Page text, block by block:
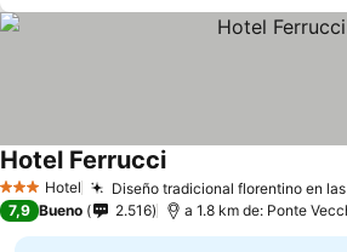
3 Estrellas
Hotel Diseño tradicional florentino en
Hotel Ferrucci
7,9 Bueno 2.516 a 1.8 km de: Ponte